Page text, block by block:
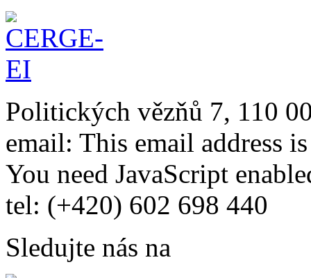
Politických vězňů 7, 110
email: This email address
You need JavaScript
tel: (+420) 602 698 440
Sledujte nás na